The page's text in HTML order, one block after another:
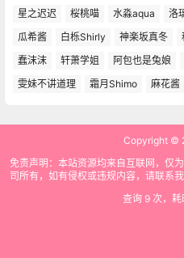
星之迟迟
桜桃喵 水淼aqua 洛
瓜希酱
白栎Shirly 神楽坂真冬
蠢沫沫
轩萧学姐 阿包也是兔娘
雯妹不讲道理
霜月Shimo 麻花酱
Copyright ©
免责声明：本站资源均来自互联网，仅
司所有，如有侵权或违规内容，请联系我
查询 9 次，